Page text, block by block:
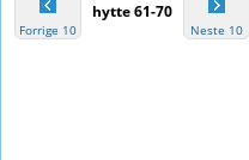
Forrige 10
hytte 61-70
Neste 10